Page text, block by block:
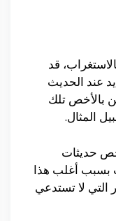
قد
عند الحديث
بالأخص تلك
المثال.
حديثات
بسبب أغلب هذا
التي لا تستدعي